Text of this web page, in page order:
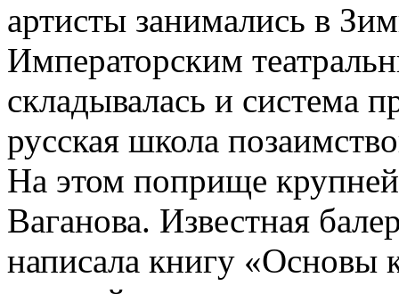
артисты занимались в
Императорским
складывалась и система
русская школа
На этом поприще
Ваганова. Известная
написала книгу «Основы